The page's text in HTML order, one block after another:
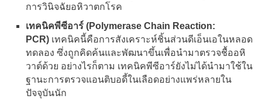
การวินิจฉัยอหิวาตกโรค
เทคนิคพีซีอาร์ (Polymerase Chain Reaction:
PCR) เทคนิคนี้คือการสังเคราะห์ชิ้นส่วนดีเอ็นเอในหลอด
ทดลอง ซึ่งถูกคิดค้นและพัฒนาขึ้นเพื่อนำมาตรวจชื้ออหิ
วาต์ด้วย อย่างไรก็ตาม เทคนิคพีซีอาร์ยังไม่ได้นำมาใช้ใน
ฐานะการตรวจแอนติบอดี้ในเลือดอย่างแพร่หลายใน
ปัจจุบันนัก